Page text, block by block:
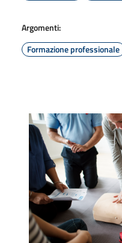
Argomenti:
Formazione professionale